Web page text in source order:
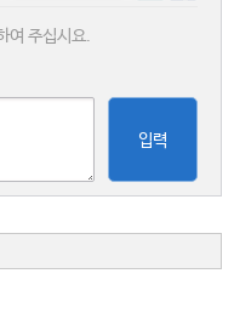
여 주십시요.
입력